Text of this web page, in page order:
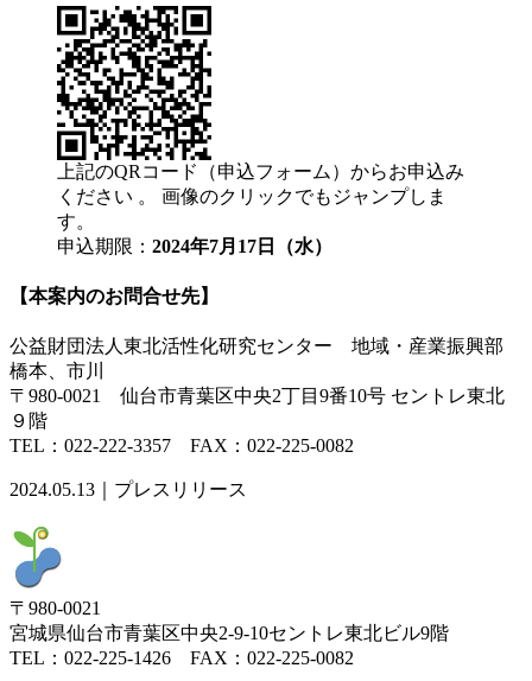
上記のQRコード（申込フォーム）からお申込み
ください 。 画像のクリックでもジャンプしま
す。
申込期限： 2024年7月17日（水）
【本案内のお問合せ先】
公益財団法人東北活性化研究センター 地域・産業振興部
橋本、市川
〒980-0021 仙台市青葉区中央2丁目9番10号 セントレ東北
９階
TEL：022-222-3357 FAX：022-225-0082
2024.05.13｜プレスリリース
〒980-0021
宮城県仙台市青葉区中央2-9-10セントレ東北ビル9階
TEL：022-225-1426 FAX：022-225-0082